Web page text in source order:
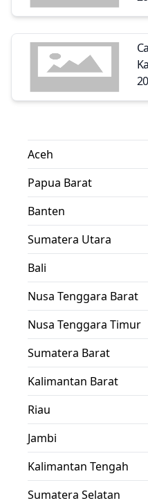
Aceh
Papua Barat
Banten
Sumatera Utara
Bali
Nusa Tenggara Barat
Nusa Tenggara Timur
Sumatera Barat
Kalimantan Barat
Riau
Jambi
Kalimantan Tengah
Sumatera Selatan